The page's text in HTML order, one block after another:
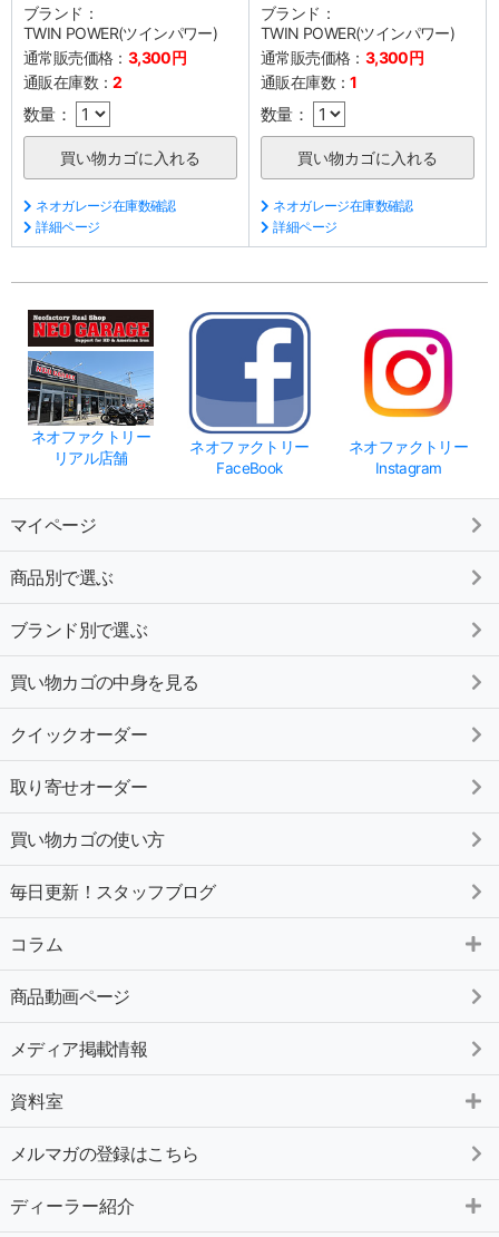
ブランド：
TWIN POWER(ツインパワー)
通常販売価格： 3,300円
通販在庫数：2
数量：
ネオガレージ在庫数確認
詳細ページ
ブランド：
TWIN POWER(ツインパワー)
通常販売価格： 3,300円
通販在庫数：1
数量：
ネオガレージ在庫数確認
詳細ページ
ネオファクトリー
リアル店舗
ネオファクトリー
FaceBook
ネオファクトリー
Instagram
マイページ
商品別で選ぶ
ブランド別で選ぶ
買い物カゴの中身を見る
クイックオーダー
取り寄せオーダー
買い物カゴの使い方
毎日更新！スタッフブログ
コラム
商品動画ページ
メディア掲載情報
資料室
メルマガの登録はこちら
ディーラー紹介